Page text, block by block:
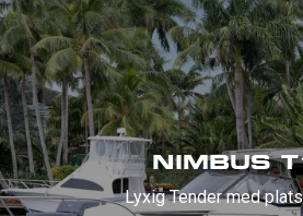
NIMBUS
Lyxig Tender med